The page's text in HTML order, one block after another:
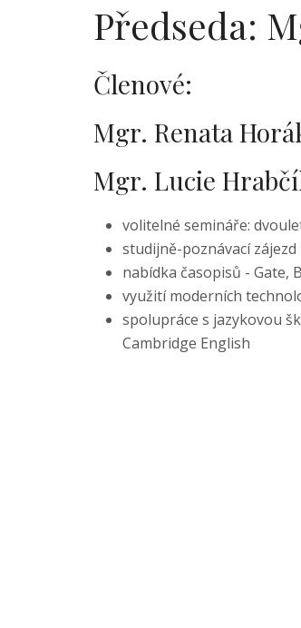
Předseda:
Členové:
Mgr. Renata
Mgr. Lucie
volitelné semináře:
studijně-poznávací
nabídka časopisů - Gate,
využití moderních
spolupráce s jazykovou
Cambridge English